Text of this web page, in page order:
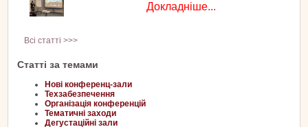
Докладніше...
Всі статті >>>
Статті за темами
Нові конференц-зали
Техзабезпечення
Організація конференцій
Тематичні заходи
Дегустаційні зали